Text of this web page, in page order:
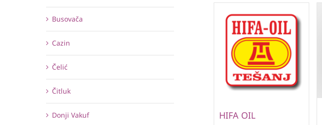
HIFA OIL
Busovača
Cazin
Čelić
Čitluk
Donji Vakuf